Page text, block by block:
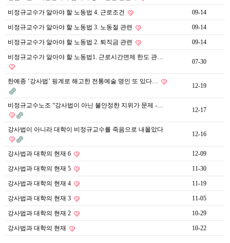
비정규교수가 알아야 할 노동법 4. 근로조건 09-14
비정규교수가 알아야 할 노동법 3. 노동절 관련 09-14
비정규교수가 알아야 할 노동법 2. 퇴직금 관련 09-14
비정규교수가 알아야 할 노동법1. 근로시간면제 한도 관…
07-30
한예종 ‘강사법’ 핑계로 해고한 전통예술 명인 또 있다…
12-19
비정규교수노조 “강사법이 아닌 불안정한 지위가 문제 -…
12-17
강사법이 아니라 대학이 비정규교수를 죽음으로 내몰았다
12-16
강사법과 대학의 현재 6 12-09
강사법과 대학의 현재 5 11-30
강사법과 대학의 현재 4 11-19
강사법과 대학의 현재 3 11-05
강사법과 대학의 현재 2 10-29
강사법과 대학의 현재 10-22